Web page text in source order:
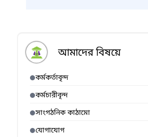
আমাদের বিষয়ে
কর্মকর্তাবৃন্দ
কর্মচারীবৃন্দ
সাংগঠনিক কাঠামো
যোগাযোগ